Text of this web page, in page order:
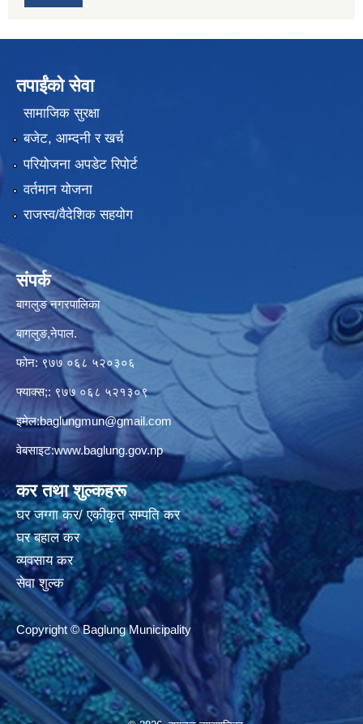
तपाईंको सेवा
सामाजिक सुरक्षा
बजेट, आम्दनी र खर्च
परियोजना अपडेट रिपोर्ट
वर्तमान योजना
राजस्व/वैदेशिक सहयोग
संपर्क
बागलुङ नगरपालिका
बागलुङ,नेपाल.
फोन: ९७७ ०६८ ५२०३०६
फ्याक्स;: ९७७ ०६८ ५२१३०९
इमेल:baglungmun@gmail.com
वेबसाइट:www.baglung.gov.np
कर तथा शुल्कहरू
घर जग्गा कर/ एकीकृत सम्पति कर
घर बहाल कर
व्यवसाय कर
सेवा शुल्क
Copyright © Baglung Municipality